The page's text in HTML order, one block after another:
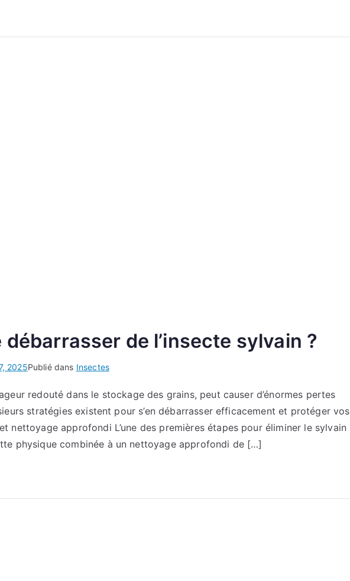
de l’insecte sylvain ?
2025Publié dans Insectes
redouté dans le stockage des grains, peut causer d’énormes pertes
stratégies existent pour s’en débarrasser efficacement et protéger vos
nettoyage approfondi L’une des premières étapes pour éliminer le sylvain
physique combinée à un nettoyage approfondi de […]